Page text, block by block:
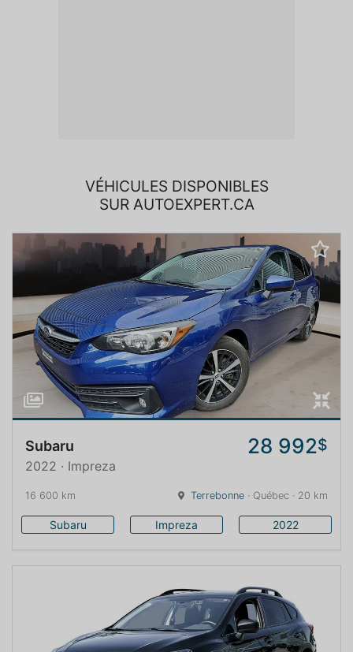
VÉHICULES DISPONIBLES
SUR AUTOEXPERT.CA
Subaru 28 992$
2022 · Impreza
16 600 km Terrebonne · Québec · 20 km
Subaru Impreza 2022